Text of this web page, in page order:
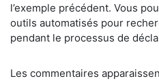
l’exemple précédent. Vous
outils automatisés pour
pendant le processus de
​Les commentaires